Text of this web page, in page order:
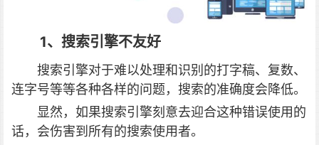
1、搜索引擎不友好
搜索引擎对于难以处理和识别的打字稿、复数、
连字号等等各种各样的问题，搜索的准确度会降低。
显然，如果搜索引擎刻意去迎合这种错误使用的
话，会伤害到所有的搜索使用者。